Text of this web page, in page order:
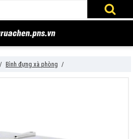
Bình đựng xà phòng